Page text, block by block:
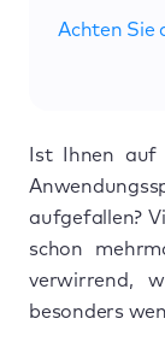
Achten Sie
Ist Ihnen auf
aufgefallen?
schon
verwirrend,
besonders